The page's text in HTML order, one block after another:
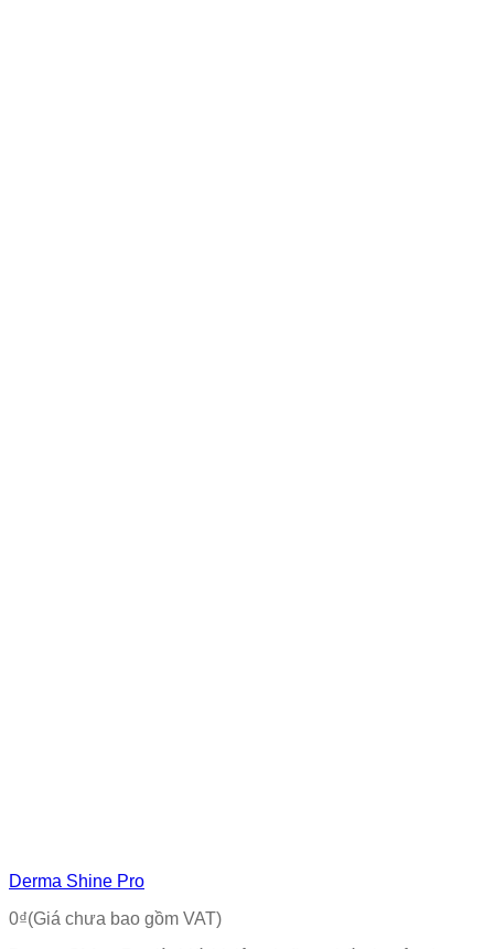
Derma Shine Pro
0₫(Giá chưa bao gồm VAT)